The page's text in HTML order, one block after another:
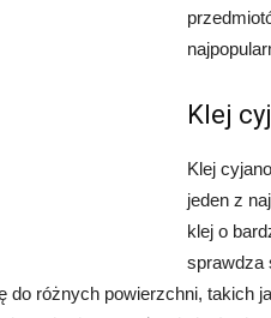
Klej
Klej
jeden z
klej o
sprawdza
do różnych powierzchni, takich